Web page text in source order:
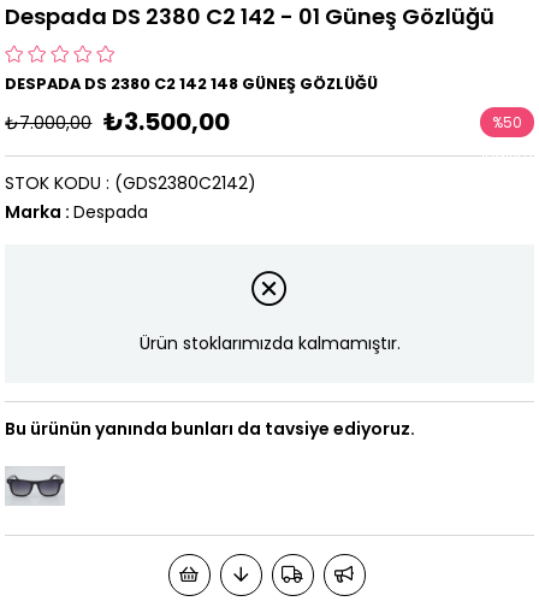
Despada DS 2380 C2 142 - 01 Güneş Gözlüğü
DESPADA DS 2380 C2 142 148 GÜNEŞ GÖZLÜĞÜ
₺7.000,00 ₺3.500,00 %50
İndirim
(GDS2380C2142)
STOK KODU
Marka : Despada
Ürün stoklarımızda kalmamıştır.
Bu ürünün yanında bunları da tavsiye ediyoruz.